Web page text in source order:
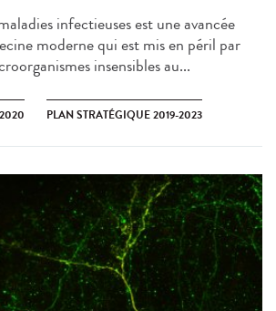
infectieuses est une avancée
moderne qui est mis en péril par
insensibles au...
2020 PLAN STRATÉGIQUE 2019-2023